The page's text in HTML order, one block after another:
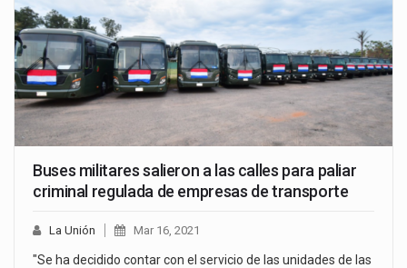
Buses militares salieron a las calles para paliar
criminal regulada de empresas de transporte
La Unión Mar 16, 2021
"Se ha decidido contar con el servicio de las unidades de las